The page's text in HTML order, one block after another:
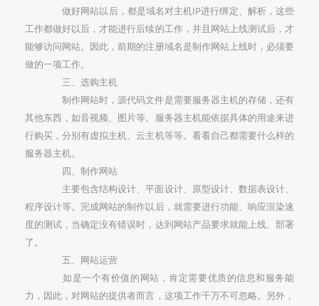
做好网站以后，都是域名对主机IP进行绑定、解析，这些
工作都做好以后，才能进行后续的工作，并且网站上线测试后，才
能够访问网站。因此，前期的注册域名是制作网站上线时，必须要
做的一项工作。
三、选购主机
制作网站时，源代码文件是需要服务器主机的存储，还有
其他东西，如音视频、图片等。服务器主机能依据具体的用途来进
行购买，分别有虚拟主机、云主机等等。看看自己都需要什么样的
服务器主机。
四、制作网站
主要包含结构设计、平面设计、原型设计、数据表设计、
程序设计等。完成网站的制作以后，就需要进行功能、响应渲染速
度的测试，当确定没有错误时，达到网站产品要求就能上线、部署
了。
五、网站运营
如是一个有价值的网站，肯定需要优质的信息和服务能
力，因此，对网站的提供者而言，这项工作千万不可忽略。另外，